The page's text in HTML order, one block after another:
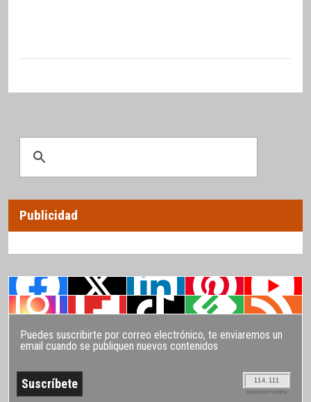
Publicidad
Puedes suscribirte por correo electrónico, te enviaremos un
email cuando se publiquen nuevos contenidos
114.111
SUSCRIPTORES